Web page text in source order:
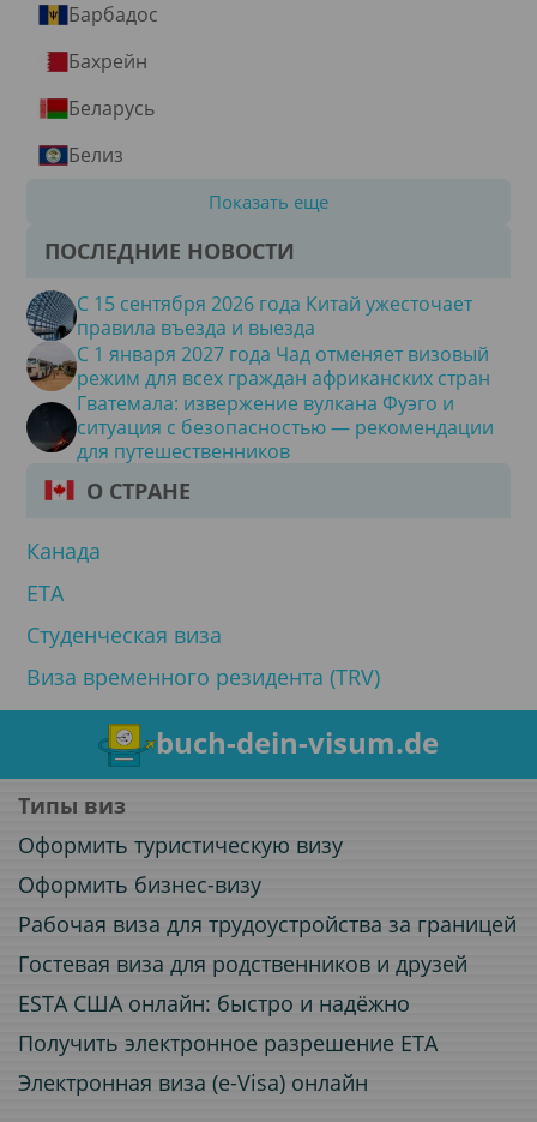
Барбадос
Бахрейн
Беларусь
Белиз
Показать еще
ПОСЛЕДНИЕ НОВОСТИ
С 15 сентября 2026 года Китай ужесточает
правила въезда и выезда
С 1 января 2027 года Чад отменяет визовый
режим для всех граждан африканских стран
Гватемала: извержение вулкана Фуэго и
ситуация с безопасностью — рекомендации
для путешественников
О СТРАНЕ
Канада
ETA
Студенческая виза
Виза временного резидента (TRV)
buch-dein-visum.de
Типы виз
Оформить туристическую визу
Оформить бизнес-визу
Рабочая виза для трудоустройства за границей
Гостевая виза для родственников и друзей
ESTA США онлайн: быстро и надёжно
Получить электронное разрешение ETA
Электронная виза (e-Visa) онлайн